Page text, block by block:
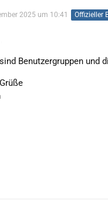
2025 um 10:41 Offizieller
Benutzergruppen und